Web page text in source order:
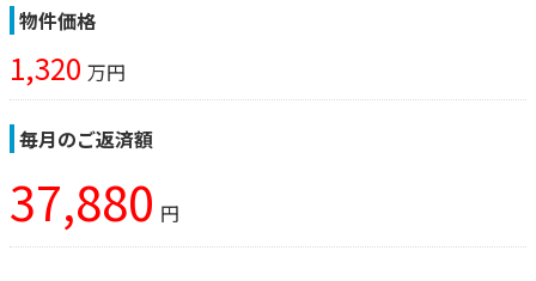
物件価格
1,320 万円
毎月のご返済額
37,880 円